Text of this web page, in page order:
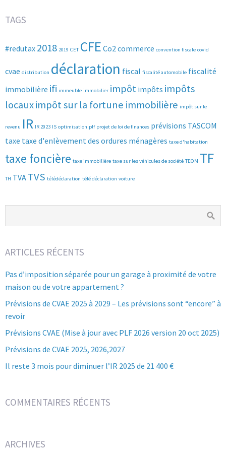
TAGS
#redutax 2018 2019 CET CFE Co2commerce convention fiscale covid
cvae distribution déclaration fiscal fiscalité automobile fiscalité
immobilière ifi immeuble immobilier impôt impôts impôts
locauximpôt sur la fortune immobilière impôt sur le
revenu IR IR 2023 IS optimisation plf projet de loi de finances prévisions TASCOM
taxe taxe d'enlèvement des ordures ménagères taxe d'habitation
taxe foncière taxe immobilière taxe sur les véhicules de société TEOM TF
TH TVA TVS télédéclaration télé déclaration voiture
ARTICLES RÉCENTS
Pas d’imposition séparée pour un garage à proximité de votre
maison ou de votre appartement ?
Prévisions de CVAE 2025 à 2029 – Les prévisions sont “encore” à
revoir
Prévisions CVAE (Mise à jour avec PLF 2026 version 20 oct 2025)
Prévisions de CVAE 2025, 2026,2027
Il reste 3 mois pour diminuer l’IR 2025 de 21 400 €
COMMENTAIRES RÉCENTS
ARCHIVES